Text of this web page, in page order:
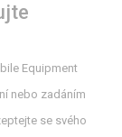
Equipment
nebo zadáním
se svého